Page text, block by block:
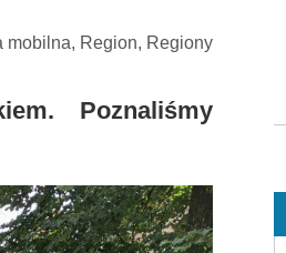
mobilna, Region, Regiony
Poznaliśmy